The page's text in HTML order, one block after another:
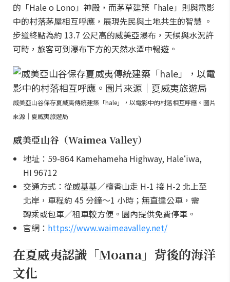
的「Hale o Lono」神殿，而茅草建築「hale」則與電影
中的村落茅屋相互呼應，展現先民與土地共生的智慧 。
步道終點為約 13.7 公尺高的威美亞瀑布，天候與水況許
可時，旅客可到瀑布下方的天然水潭中暢遊。
威美亞山谷保存夏威夷傳統建築「hale」，以電影中的村落相互呼應。圖片
來源｜夏威夷旅遊局
威美亞山谷（Waimea Valley）
地址：59-864 Kamehameha Highway, Haleʻiwa,
HI 96712
交通方式：從威基基／檀香山走 H-1 接 H-2 北上至
北岸，車程約 45 分鐘～1 小時；無直達公車，需
轉乘或包車／租車較方便。園內提供免費停車。
官網： https://www.waimeavalley.net/
在夏威夷認識「Moana」背後的海洋
文化